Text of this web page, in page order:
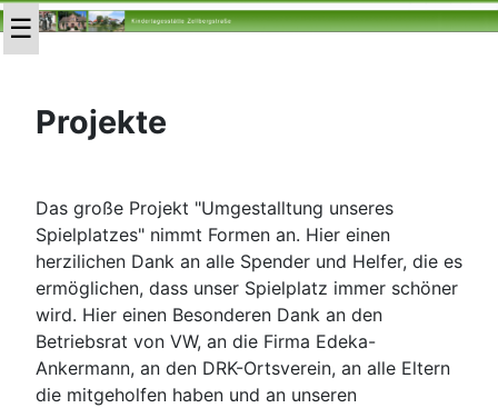
Projekte
Das große Projekt "Umgestalltung unseres
Spielplatzes" nimmt Formen an. Hier einen
herzilichen Dank an alle Spender und Helfer, die es
ermöglichen, dass unser Spielplatz immer schöner
wird. Hier einen Besonderen Dank an den
Betriebsrat von VW, an die Firma Edeka-
Ankermann, an den DRK-Ortsverein, an alle Eltern
die mitgeholfen haben und an unseren